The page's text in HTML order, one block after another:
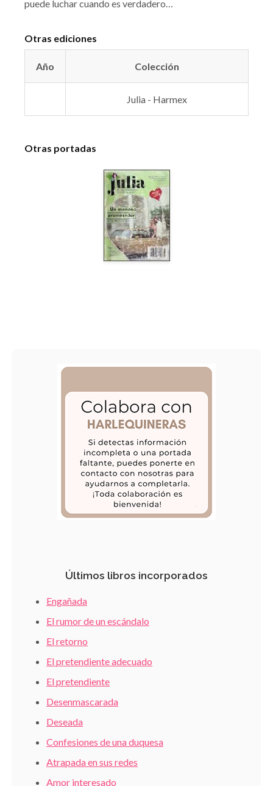
puede luchar cuando es verdadero…
Otras ediciones
Año Colección
Julia - Harmex
Otras portadas
Últimos libros incorporados
Engañada
El rumor de un escándalo
El retorno
El pretendiente adecuado
El pretendiente
Desenmascarada
Deseada
Confesiones de una duquesa
Atrapada en sus redes
Amor interesado